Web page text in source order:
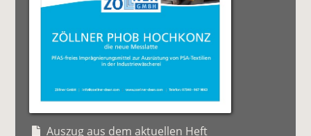
Auszug aus dem aktuellen Heft